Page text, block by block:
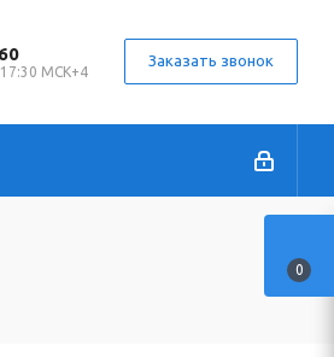
МСК+4
Заказать звонок
0